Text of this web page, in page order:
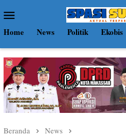
ke
kontenMobile
Home News Politik Ekobis
Beranda News